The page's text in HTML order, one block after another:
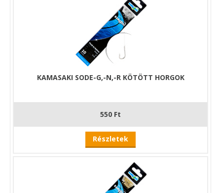
KAMASAKI SODE-G,-N,-R KÖTÖTT HORGOK
550 Ft
Részletek